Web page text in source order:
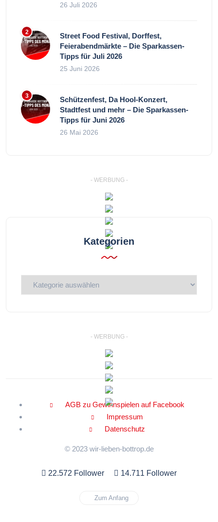
26 Juli 2026
Street Food Festival, Dorffest,
Feierabendmärkte – Die Sparkassen-
Tipps für Juli 2026
25 Juni 2026
Schützenfest, Da Hool-Konzert,
Stadtfest und mehr – Die Sparkassen-
Tipps für Juni 2026
26 Mai 2026
- WERBUNG -
Kategorien
Kategorien
- WERBUNG -
AGB zu Gewinnspielen auf Facebook
Impressum
Datenschutz
© 2023 wir-lieben-bottrop.de
22.572 Follower 14.711 Follower
Zum Anfang